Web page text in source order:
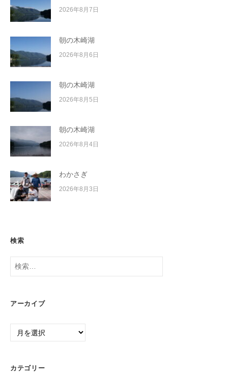
2026年8月7日
朝の木崎湖
2026年8月6日
朝の木崎湖
2026年8月5日
朝の木崎湖
2026年8月4日
わかさぎ
2026年8月3日
検索
検
アーカイブ
ア
ブ
カテゴリー